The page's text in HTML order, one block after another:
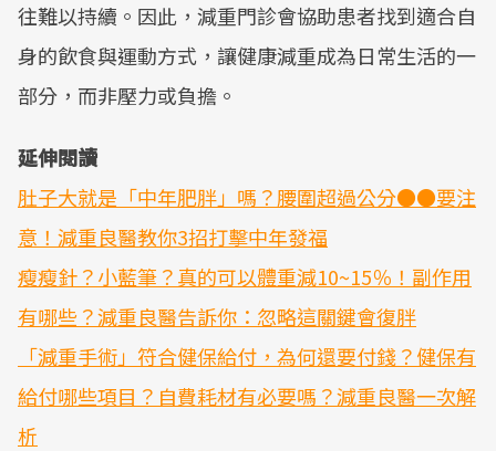
往難以持續。因此，減重門診會協助患者找到適合自
身的飲食與運動方式，讓健康減重成為日常生活的一
部分，而非壓力或負擔。
延伸閱讀
肚子大就是「中年肥胖」嗎？腰圍超過公分●●要注
意！減重良醫教你3招打擊中年發福
瘦瘦針？小藍筆？真的可以體重減10~15％！副作用
有哪些？減重良醫告訴你：忽略這關鍵會復胖
「減重手術」符合健保給付，為何還要付錢？健保有
給付哪些項目？自費耗材有必要嗎？減重良醫一次解
析